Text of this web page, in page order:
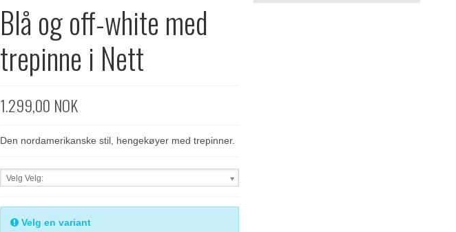
Blå og off-white med
trepinne i Nett
1.299,00 NOK
Den nordamerikanske stil, hengekøyer med trepinner.
Velg Velg:
Velg en variant